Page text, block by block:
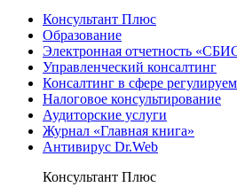
Консультант Плюс
Образование
Электронная отчетность
Управленческий консалтинг
Консалтинг в сфере
Налоговое консультирование
Аудиторские услуги
Журнал «Главная книга»
Антивирус Dr.Web
Консультант Плюс